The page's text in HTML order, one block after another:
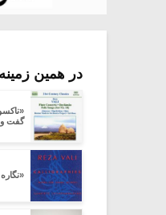
در همین
گفت و